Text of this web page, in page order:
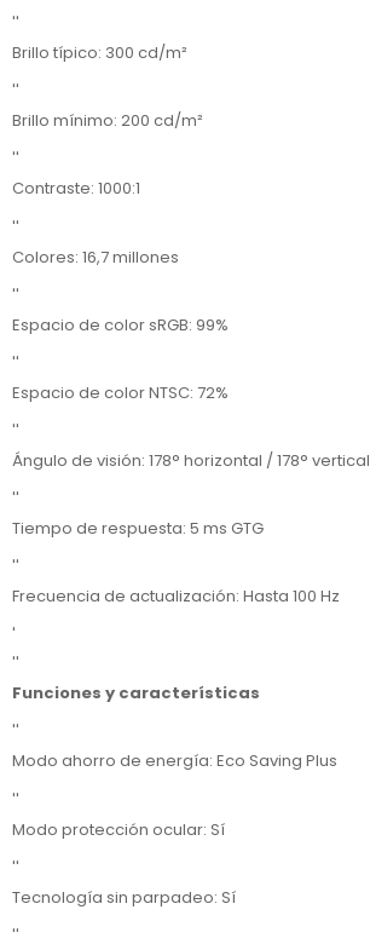
''
Brillo típico: 300 cd/m²
''
Brillo mínimo: 200 cd/m²
''
Contraste: 1000:1
''
Colores: 16,7 millones
''
Espacio de color sRGB: 99%
''
Espacio de color NTSC: 72%
''
Ángulo de visión: 178° horizontal / 178° vertical
''
Tiempo de respuesta: 5 ms GTG
''
Frecuencia de actualización: Hasta 100 Hz
'
''
Funciones y características
''
Modo ahorro de energía: Eco Saving Plus
''
Modo protección ocular: Sí
''
Tecnología sin parpadeo: Sí
''